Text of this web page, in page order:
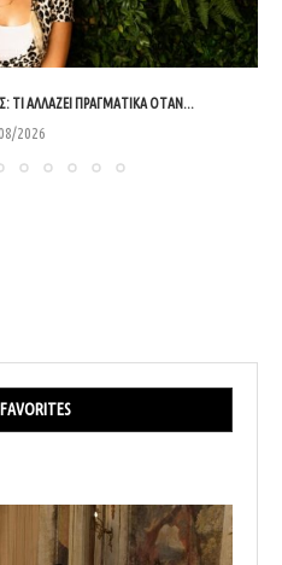
ΤΙ ΑΛΛΆΖΕΙ ΠΡΑΓΜΑΤΙΚΆ ΌΤΑΝ...
2026